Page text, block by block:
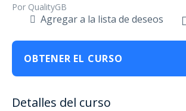
Por QualityGB
Agregar a la lista de deseos
OBTENER EL CURSO
Detalles del curso